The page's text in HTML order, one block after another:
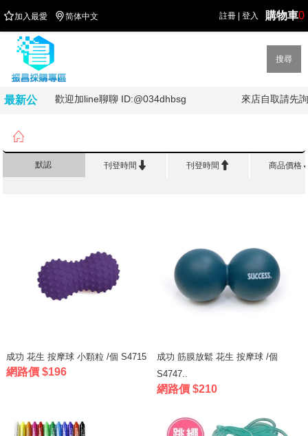
註冊 登入 購物車0
加入最愛 简体中文
搜尋
最新公歡迎加line聊聊 ID:@034dhbsg 來店自取請先詢問

默認 刊登時間  刊登時間  商品價格
成功 花生 按摩球 小顆粒 /個 S4715
網路價 $196
成功 筋膜放鬆 花生 按摩球 /個
S4747..
網路價 $210